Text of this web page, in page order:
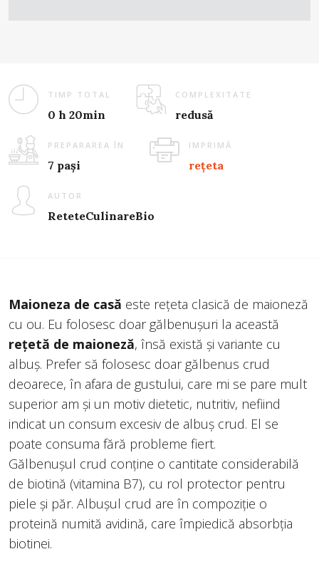
TIMP TOTAL
0 h 20min
COMPLEXITATE
redusă
PREPARAREA ÎN
7 pași
IMPRIMĂ
rețeta
AUTOR
ReteteCulinareBio
Maioneza de casă este rețeta clasică de maioneză
cu ou. Eu folosesc doar gălbenușuri la această
rețetă de maioneză, însă există și variante cu
albuș. Prefer să folosesc doar gălbenus crud
deoarece, în afara de gustului, care mi se pare mult
superior am și un motiv dietetic, nutritiv, nefiind
indicat un consum excesiv de albuș crud. El se
poate consuma fără probleme fiert.
Gălbenuşul crud conține o cantitate considerabilă
de biotină (vitamina B7), cu rol protector pentru
piele și păr. Albuşul crud are în compoziție o
proteină numită avidină, care împiedică absorbţia
biotinei.